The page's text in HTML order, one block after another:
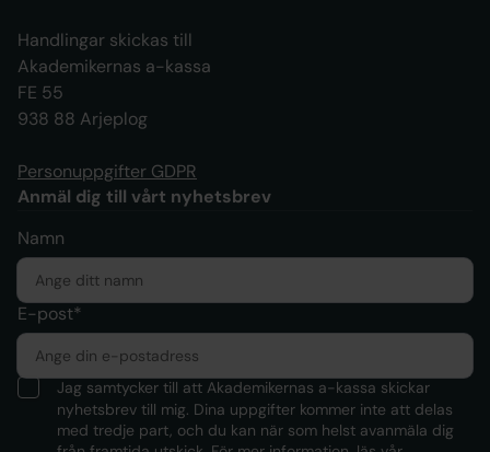
Handlingar skickas till
Akademikernas a-kassa
FE 55
938 88 Arjeplog
Personuppgifter GDPR
Anmäl dig till vårt nyhetsbrev
Namn
E-post*
Jag samtycker till att Akademikernas a-kassa skickar
nyhetsbrev till mig. Dina uppgifter kommer inte att delas
med tredje part, och du kan när som helst avanmäla dig